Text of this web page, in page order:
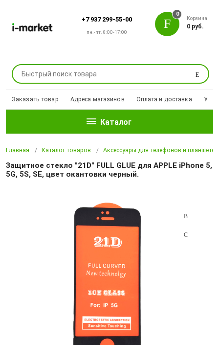
+7 937 299-55-00
пн.-пт. 8:00-17:00
Поиск
0
Корзина
0 руб.
Заказать товар Адреса магазинов Оплата и доставка
Каталог
Главная Каталог товаров Аксессуары для телефонов и планшетов
Защитное стекло "21D" FULL GLUE для APPLE iPhone 5,
5G, 5S, SE, цвет окантовки черный.